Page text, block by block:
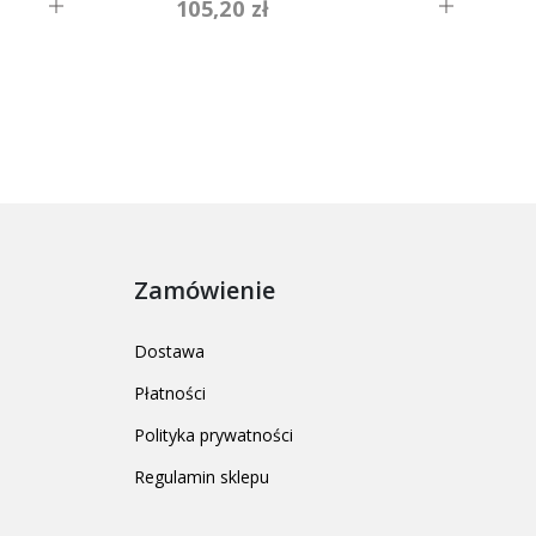
105,20 zł
Zamówienie
Dostawa
Płatności
Polityka prywatności
Regulamin sklepu